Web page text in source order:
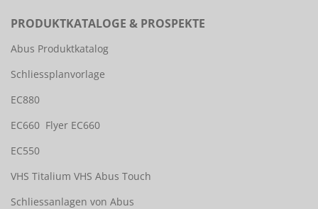
PRODUKTKATALOGE & PROSPEKTE
Abus Produktkatalog
Schliessplanvorlage
EC880
EC660 Flyer EC660
EC550
VHS Titalium VHS Abus Touch
Schliessanlagen von Abus